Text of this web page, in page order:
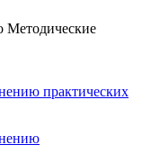
Методические
практических